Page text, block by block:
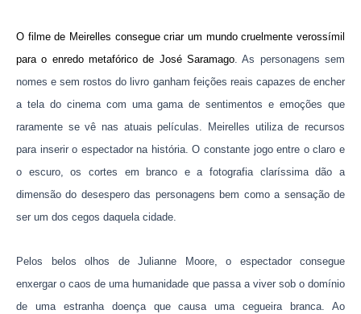
O filme de Meirelles consegue criar um mundo cruelmente verossímil
para o enredo metafórico de José Saramago. As personagens sem
nomes e sem rostos do livro ganham feições reais capazes de encher
a tela do cinema com uma gama de sentimentos e emoções que
raramente se vê nas atuais películas. Meirelles utiliza de recursos
para inserir o espectador na história. O constante jogo entre o claro e
o escuro, os cortes em branco e a fotografia claríssima dão a
dimensão do desespero das personagens bem como a sensação de
ser um dos cegos daquela cidade.
Pelos belos olhos de Julianne Moore, o espectador consegue
enxergar o caos de uma humanidade que passa a viver sob o domínio
de uma estranha doença que causa uma cegueira branca. Ao